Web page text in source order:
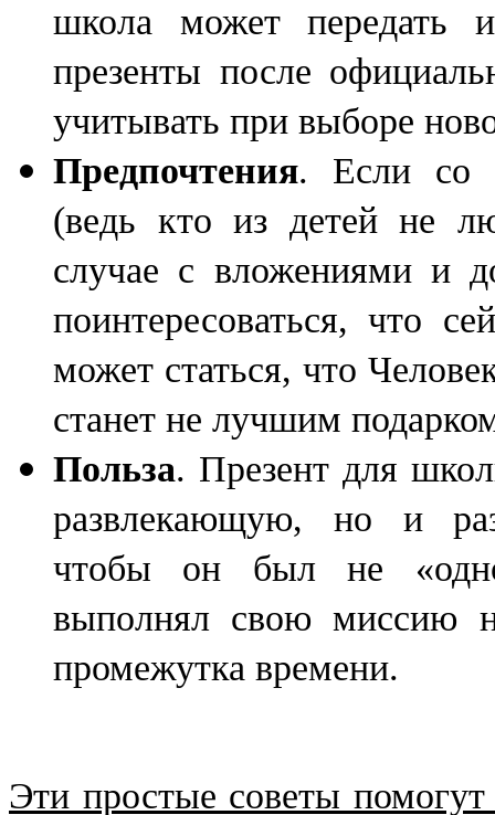
школа может передать
презенты после
учитывать при выборе
Предпочтения. Если со
(ведь кто из детей не
случае с вложениями и
поинтересоваться, что
может статься, что
станет не лучшим
Польза. Презент для
развлекающую, но и
чтобы он был не
выполнял свою миссию
промежутка времени.
Эти простые советы